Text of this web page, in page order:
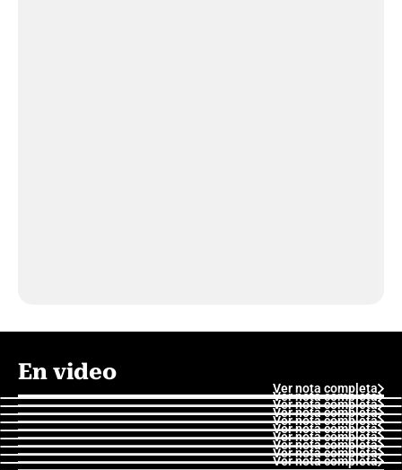
En video
Ver nota completa
Ver nota completa
Ver nota completa
Ver nota completa
Ver nota completa
Ver nota completa
Ver nota completa
Ver nota completa
Ver nota completa
Ver nota completa